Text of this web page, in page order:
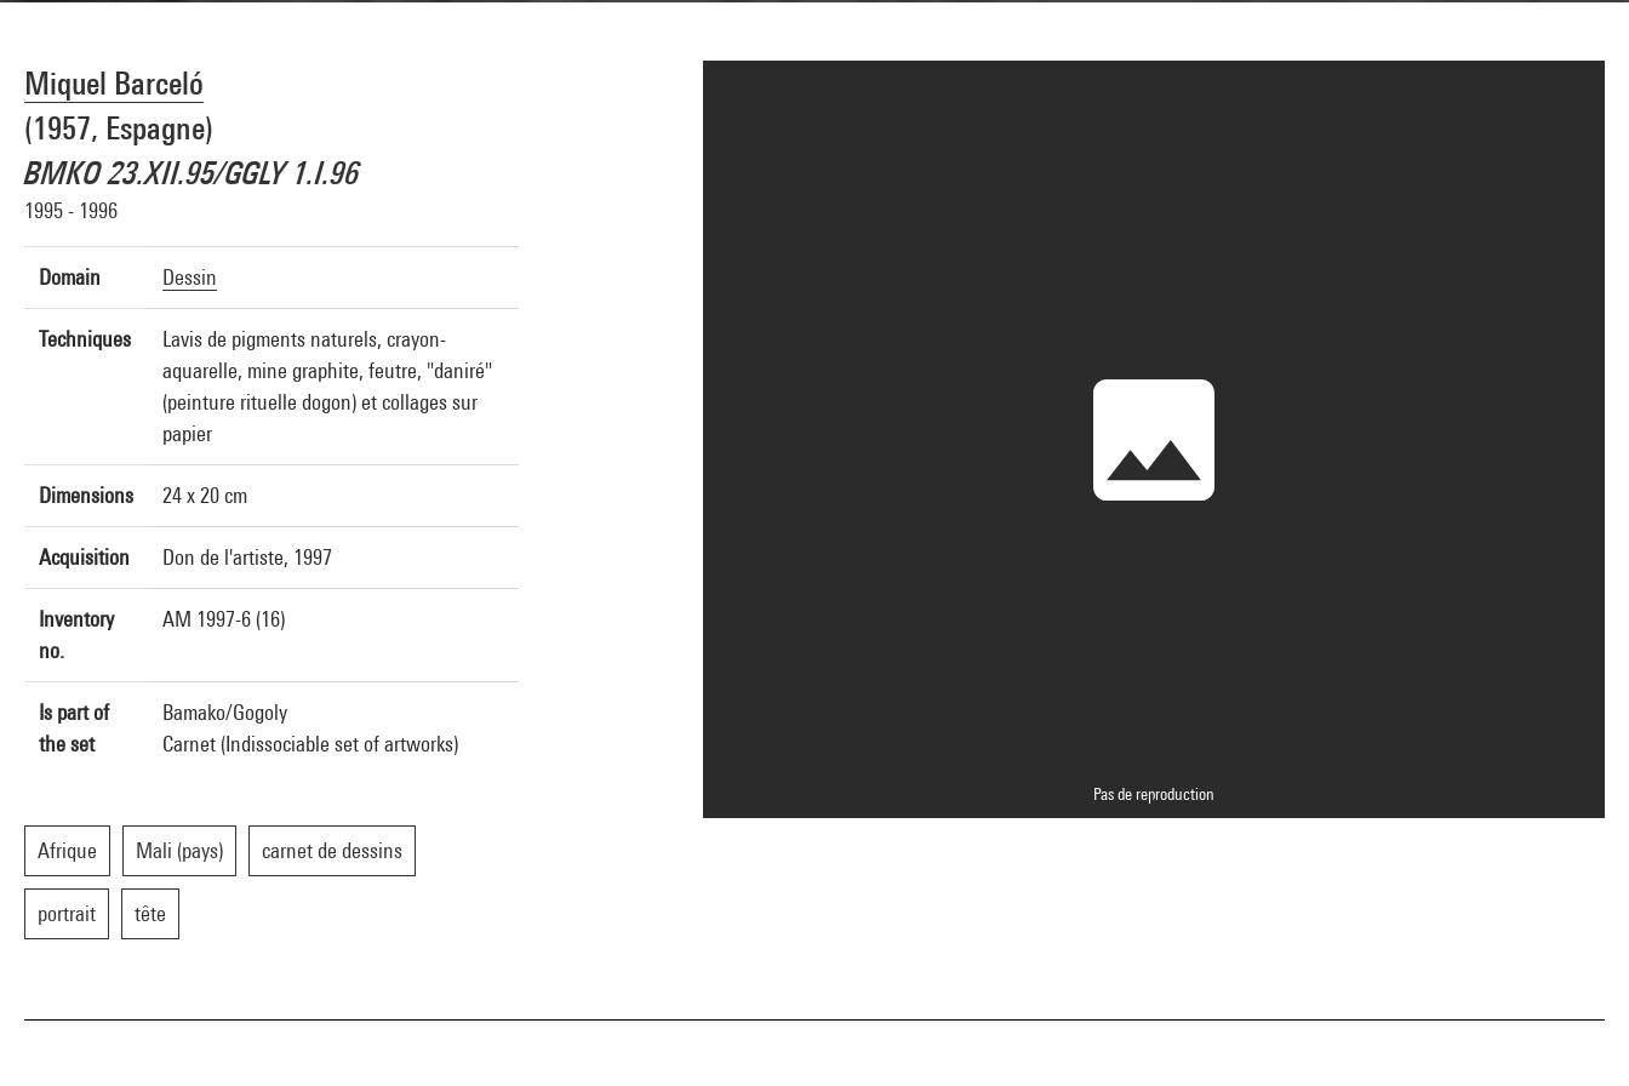
Miquel Barceló
(1957, Espagne)
BMKO 23.XII.95/GGLY 1.I.96
1995 - 1996
Domain Dessin
Techniques
Lavis de pigments naturels, crayon-
aquarelle, mine graphite, feutre, "daniré"
(peinture rituelle dogon) et collages sur
papier
Dimensions 24 x 20 cm
Acquisition Don de l'artiste, 1997
Inventory
no.
AM 1997-6 (16)
Is part of
the set
Bamako/Gogoly
Carnet (Indissociable set of artworks)
Afrique Mali (pays) carnet de dessins
portrait tête
Pas de reproduction